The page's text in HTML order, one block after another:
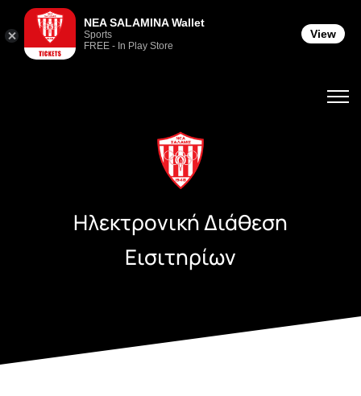
NEA SALAMINA Wallet
Sports
FREE - In Play Store
View
Ηλεκτρονική Διάθεση
Εισιτηρίων